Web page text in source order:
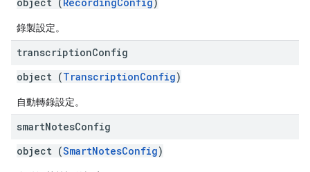
錄製設定。
transcriptionConfig
object (TranscriptionConfig)
自動轉錄設定。
smartNotesConfig
object (SmartNotesConfig)